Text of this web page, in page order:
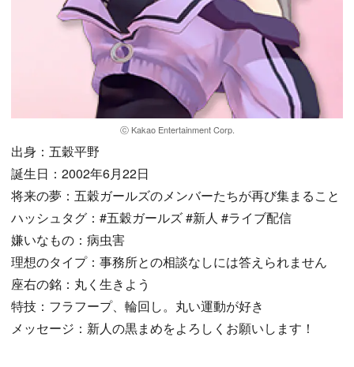
ⓒ Kakao Entertainment Corp.
出身：五穀平野
誕生日：2002年6月22日
将来の夢：五穀ガールズのメンバーたちが再び集まること
ハッシュタグ：#五穀ガールズ #新人 #ライブ配信
嫌いなもの：病虫害
理想のタイプ：事務所との相談なしには答えられません
座右の銘：丸く生きよう
特技：フラフープ、輪回し。丸い運動が好き
メッセージ：新人の黒まめをよろしくお願いします！